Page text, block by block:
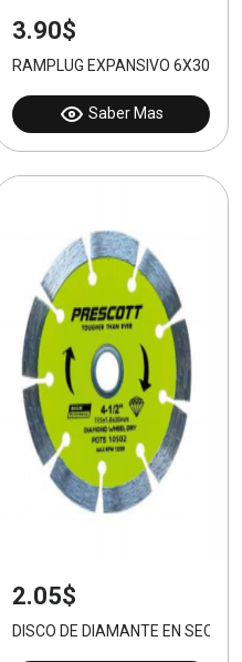
3.90$
RAMPLUG EXPANSIVO
Saber Mas
4.2X63mm 100pcs
2.05$
DISCO DE DIAMANTE EN SECO